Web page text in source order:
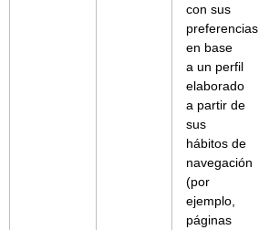
con sus
preferencias
en base
a un perfil
elaborado
a partir de
sus
hábitos de
navegación
(por
ejemplo,
páginas